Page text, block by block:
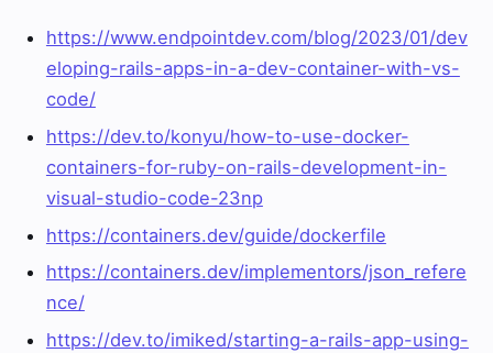
https://www.endpointdev.com/blog/2023/01/dev
eloping-rails-apps-in-a-dev-container-with-vs-
code/
https://dev.to/konyu/how-to-use-docker-
containers-for-ruby-on-rails-development-in-
visual-studio-code-23np
https://containers.dev/guide/dockerfile
https://containers.dev/implementors/json_refere
nce/
https://dev.to/imiked/starting-a-rails-app-using-